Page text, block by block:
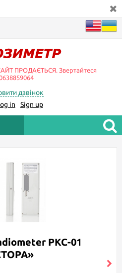
ПРОДАЄТЬСЯ. Звертайтеся
дзвінок
in
Sign up
РКС-01